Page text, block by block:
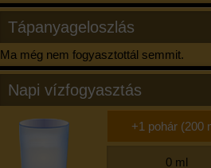
Tápanyageloszlás
Ma még nem fogyasztottál semmit.
Napi vízfogyasztás